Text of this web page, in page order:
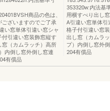
商品の色は、
ざいますのでご了承
い窓単体引違い窓シャ
引違い窓装飾窓縦す
（カムラッチ）高所
内倒し窓外倒し窓連
有償品
353320w:内法基
用横すべり出し
A引違い窓単体引
格子付引違い窓
出し窓（カムラ
プ）内倒し窓外
204有償品